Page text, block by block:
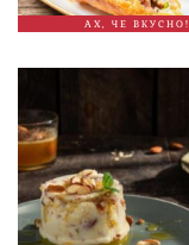
АХ, ЧЕ ВКУСНО!